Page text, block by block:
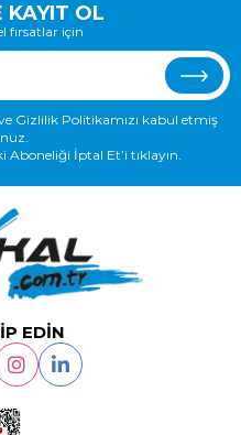
KAYIT OL
fırsatlar için
Gizlilik Politikamızı kabul etmiş
Aboneliği İptal Et’i tıklayın.
EDİN